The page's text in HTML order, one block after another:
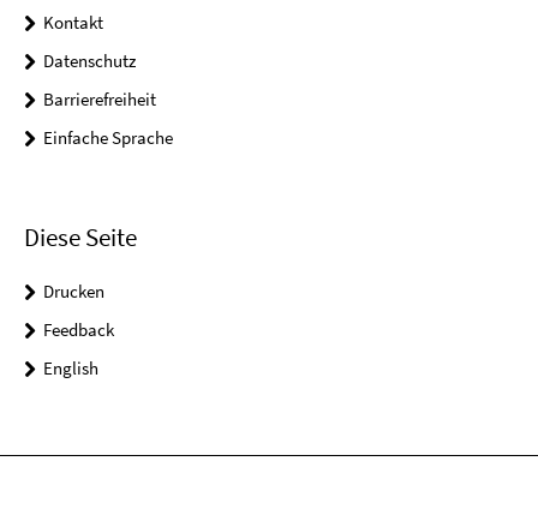
Kontakt
Datenschutz
Barrierefreiheit
Einfache Sprache
Diese Seite
Drucken
Feedback
English